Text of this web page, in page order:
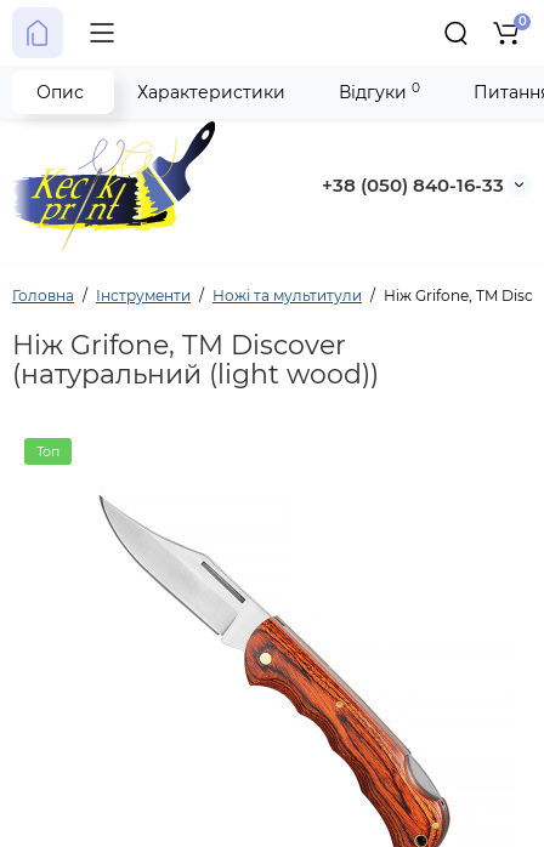
+38 (050) 840-16-33
0
Головна Інструменти Ножі та мультитули Ніж Grifone, TM
Ніж Grifone, TM Discover
(натуральний (light wood))
Топ
Опис Характеристики Відгуки 0